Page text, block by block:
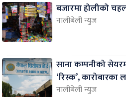
बजारमा होलीको
नालीबेली न्युज
साना कम्पनीको
‘रिस्क’, कारोबारका
नालीबेली न्युज